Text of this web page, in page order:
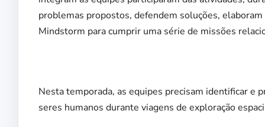
problemas propostos, defendem soluções,
Mindstorm para cumprir uma série de missões
Nesta temporada, as equipes precisam identificar e
seres humanos durante viagens de exploração